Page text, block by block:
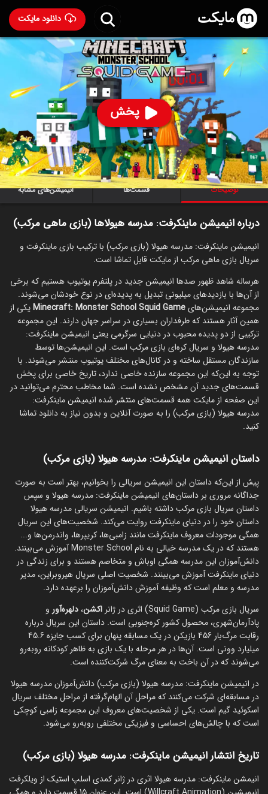
دانلود مایکت
پخش
انیمیشن ماینکرفت: مدرسه هیولا‌ها (بازی ماهی مرکب)-
۴,۳۳۷ 79%
ساخت آمریکا سال 2024
رده سنی ۱۳+
سریال
انیمیشن ماجراجویی
توضیحات قسمت‌ها انیمیشن‌های مشابه
درباره انیمیشن ماینکرفت: مدرسه هیولا‌ها (بازی ماهی مرکب)
انیمیشن ماینکرفت: مدرسه هیولا (بازی مرکب) با ترکیب بازی ماینکرفت و
سریال بازی ماهی مرکب از مایکت قابل تماشا است.
هرساله شاهد ظهور صدها انیمیشن جدید در پلتفرم یوتیوب هستیم که برخی
از آن‌ها با بازدیدهای میلیونی تبدیل به پدیده‌ای در نوع خودشان می‌شوند.
مجموعه انیمیشن‌هایMinecraft: Monster School Squid Gameیکی از
همین آثار هستند که طرفداران بسیاری در سراسر جهان دارند. این مجموعه
ترکیبی از دو پدیده محبوب در دنیایی سرگرمی یعنی انیمیشن ماینکرفت:
مدرسه هیولا و سریال کره‌ای بازی مرکب است. این انیمیشن‌ها توسط
سازندگان مستقل ساخته و در کانال‌های مختلف یوتیوب منتشر می‌شوند. با
توجه به این‌که این مجموعه سازنده خاصی ندارد، تاریخ خاصی برای پخش
قسمت‌های جدید آن مشخص نشده است. شما مخاطب محترم می‌توانید در
این صفحه از مایکت همه قسمت‌های منتشر شده انیمیشن ماینکرفت:
مدرسه هیولا (بازی مرکب) را به صورت آنلاین و بدون نیاز به دانلود تماشا
کنید.
داستان انیمیشن ماینکرفت: مدرسه هیولا (بازی مرکب)
پیش از این‌که داستان این انیمیشن سریالی را بخوانیم، بهتر است به صورت
جداگانه مروری بر داستان‌های انیمیشن ماینکرفت: مدرسه هیولا و سپس
داستان سریال بازی مرکب داشته باشیم. انیمیشن سریالی مدرسه هیولا
داستان خود را در دنیای ماینکرفت روایت می‌کند. شخصیت‌های این سریال
همگی موجودات معروف ماینکرفت مانند زامبی‌ها، کریپرها، واندرمن‌ها و...
هستند که در یک مدرسه خیالی به نام Monster School آموزش می‌بینند.
دانش‌آموزان این مدرسه همگی اوباش و متخاصم هستند و برای زندگی در
دنیای ماینکرفت آموزش می‌بینند. شخصیت اصلی سریال هیروبراین، مدیر
مدرسه و معلم است که وظیفه آموزش دانش‌آموزان را برعهده دارد.
سریال بازی مرکب (Squid Game) اثری در ژانر
اکشن،دلهره‌آور و
پادآرمان‌شهری، محصول کشور کره‌جنوبی است. داستان این سریال درباره
رقابت مرگ‌بار 456 بازیکن در یک مسابقه پنهان برای کسب جایزه‌ 45.6
میلیارد وونی است. آن‌ها در هر مرحله با یک بازی به ظاهر کودکانه روبه‌رو
می‌شوند که در آن باخت به معنای مرگ شرکت‌کننده است.
در انیمیشن ماینکرفت: مدرسه هیولا (بازی مرکب) دانش‌آموزان مدرسه هیولا
در مسابقه‌ای شرکت می‌کنند که مراحل آن الهام‌گرفته از مراحل مختلف سریال
اسکوئید گیم است. یکی از شخصیت‌های معروف این مجموعه زامبی کوچکی
است که با چالش‌های احساسی و فیزیکی مختلفی روبه‌رو می‌شود.
تاریخ انتشار انیمیشن ماینکرفت: مدرسه هیولا (بازی مرکب)
انیمشن ماینکرفت: مدرسه هیولا اثری در ژانر کمدی اسلپ استیک از ویلکرفت